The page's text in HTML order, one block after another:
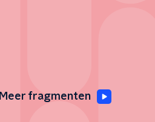
Meer fragmenten